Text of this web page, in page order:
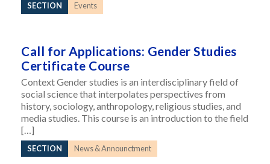
SECTION Events
Call for Applications: Gender Studies
Certificate Course
Context Gender studies is an interdisciplinary field of
social science that interpolates perspectives from
history, sociology, anthropology, religious studies, and
media studies. This course is an introduction to the field
[…]
SECTION News & Announctment